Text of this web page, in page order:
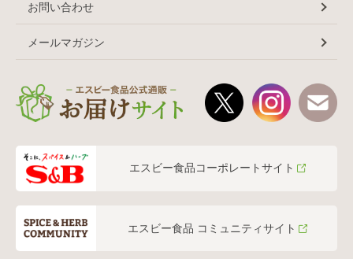
お問い合わせ
メールマガジン
エスビー食品コーポレートサイト
エスビー食品 コミュニティサイト